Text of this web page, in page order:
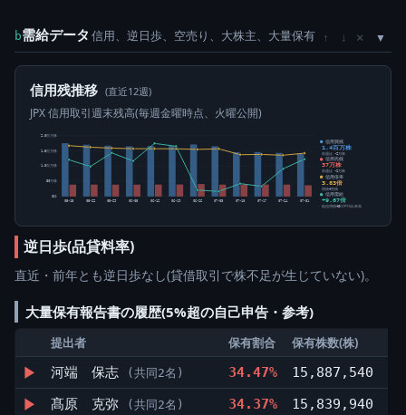
b需給データ 信用、逆日歩、空売り、大株主、大量保有 ↑ ↓ ×
信用残推移 (直近12週)
JPX 信用取引週末残高(毎週金曜時点、火曜公開)
0株
50万株
1.0百万株
1.5百万株
2.0百万株
05-15 05-22 05-29 06-05 06-12 06-19 06-26 07-03 07-10 07-17 07-24 07-31
信用買残
1.4百万株
前週比 -2万株
信用売残
37万株
前週比 -2万株
信用倍率
3.83倍
買残÷売残
信用需給
+9.67倍
純信用残÷5日平均出来高
逆日歩(品貸料率)
直近・前年とも逆日歩なし(貸借取引で株不足が生じていない)。
大量保有報告書の履歴(5%超の自己申告・参考)
提出者 保有割合 保有株数(株)
▶ 河端 保志 (共同2名) 34.47% 15,887,540
▶ 髙原 克弥 (共同2名) 34.37%
15,839,940